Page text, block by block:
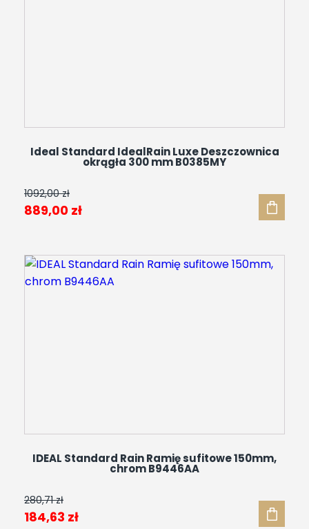
Ideal Standard IdealRain Luxe Deszczownica
okrągła 300 mm B0385MY
1092,00zł
Pierwotna
1092,00 zł.
889,00 złAktualna
889,00 zł.
IDEAL Standard Rain Ramię sufitowe 150mm,
chrom B9446AA
280,71zł
Pierwotna
184,63 złAktualna